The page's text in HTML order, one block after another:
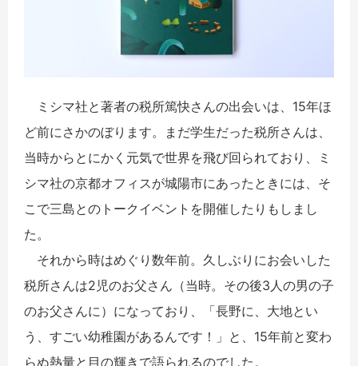
ミシマ社と著者の税所篤快さんの出会いは、15年ほ
ど前にさかのぼります。まだ学生だった税所さんは、
当時からとにかく元気で世界を飛び回られており、ミ
シマ社の京都オフィスが城陽市にあったときには、そ
こで三島とのトークイベントを開催したりもしまし
た。
それから時はめぐり数年前。久しぶりにお会いした
税所さんは2児のお父さん（当時。その後3人の男の子
のお父さんに）になっており、「長野に、大地とい
う、すごい幼稚園があるんです！」と、15年前と変わ
らぬ熱量と目の輝きで語られるのでした。